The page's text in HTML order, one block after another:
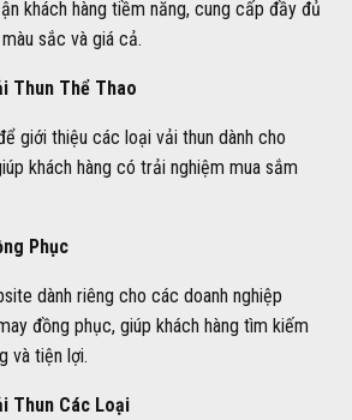
khách hàng tiềm năng, cung cấp đầy đủ
sắc và giá cả.
Thun Thể Thao
giới thiệu các loại vải thun dành cho
khách hàng có trải nghiệm mua sắm
Phục
dành riêng cho các doanh nghiệp
đồng phục, giúp khách hàng tìm kiếm
và tiện lợi.
Thun Các Loại